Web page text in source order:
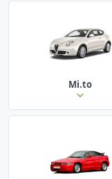
Mi.to